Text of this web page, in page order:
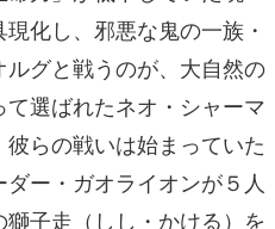
選ばれたネオ・シャーマ
彼らの戦いは始まっていた
ー・ガオライオンが５人
子走（しし・かける）を
戦隊ガオレンジャー」が
ころ、正義の雄叫びあ